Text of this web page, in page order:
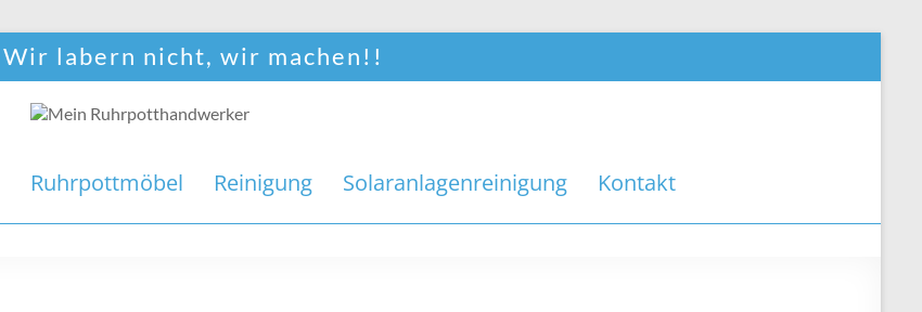
Wir labern nicht, wir machen!!
Ruhrpottmöbel Reinigung Solaranlagenreinigung Kontakt